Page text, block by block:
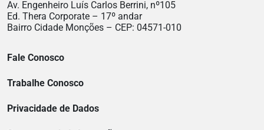
Av. Engenheiro Luís Carlos Berrini, nº105
Ed. Thera Corporate – 17º andar
Bairro Cidade Monções – CEP: 04571-010
Fale Conosco
Trabalhe Conosco
Privacidade de Dados